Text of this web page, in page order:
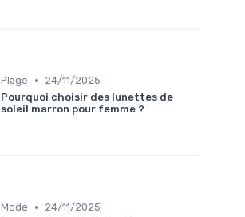
Plage •
24/11/2025
Pourquoi choisir des lunettes de
soleil marron pour femme ?
Mode •
24/11/2025